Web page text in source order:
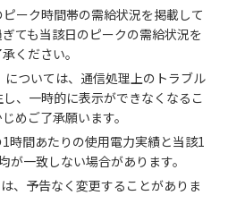
ーク時間帯の需給状況を掲載して
ても当該日のピークの需給状況を
ください。
ついては、通信処理上のトラブル
、一時的に表示ができなくなるこ
めご了承願います。
時間あたりの使用電力実績と当該1
一致しない場合があります。
、予告なく変更することがありま